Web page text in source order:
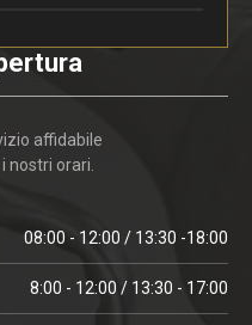
affidabile
nostri orari.
08:00 - 12:00 / 13:30 -18:00
8:00 - 12:00 / 13:30 - 17:00